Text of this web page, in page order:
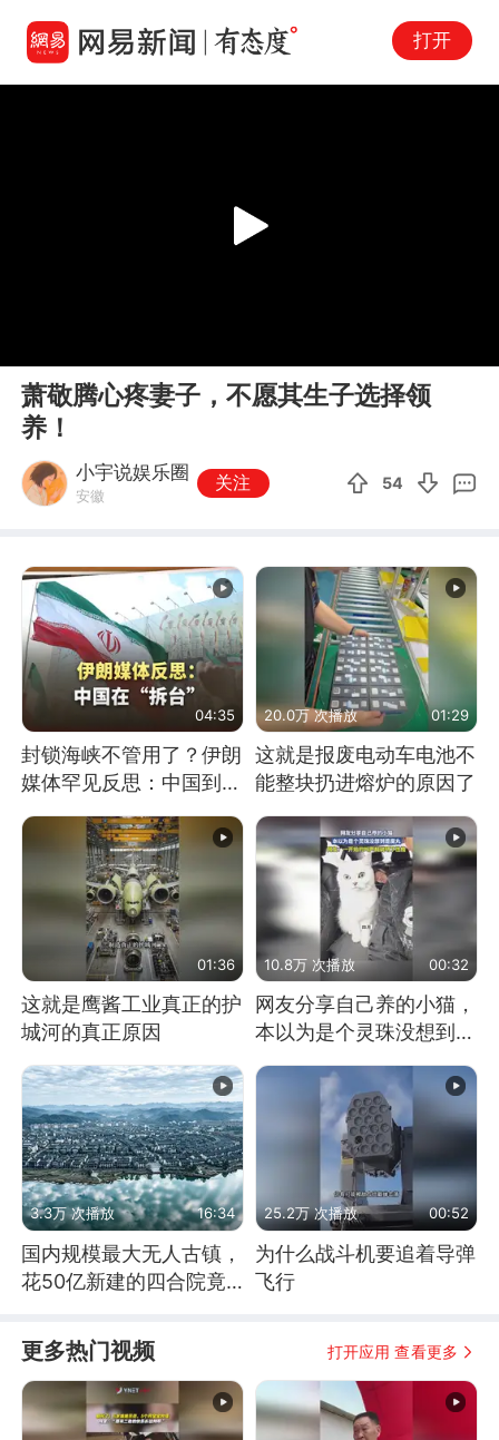
打开
Play
萧敬腾心疼妻子，不愿其生子选择领
养！
小宇说娱乐圈
安徽
关注 54
04:35
封锁海峡不管用了？伊朗
媒体罕见反思：中国到底
是不是在"拆台"
20.0万 次播放 01:29
这就是报废电动车电池不
能整块扔进熔炉的原因了
01:36
这就是鹰酱工业真正的护
城河的真正原因
10.8万 次播放 00:32
网友分享自己养的小猫，
本以为是个灵珠没想到是
3.3万 次播放 16:34
国内规模最大无人古镇，
花50亿新建的四合院竟
25.2万 次播放 00:52
为什么战斗机要追着导弹
飞行
更多热门视频 打开应用 查看更多